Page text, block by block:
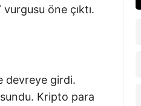
öne çıktı.
devreye girdi.
Kripto para